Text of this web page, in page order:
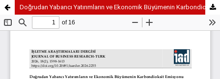
Doğrudan Yabancı Yatırımların ve Ekonomik Büyümenin Karbondioksit Emisyonu Üzerindeki Etkisi: Türkiye Örneği